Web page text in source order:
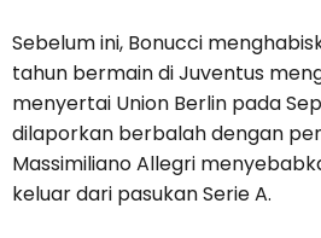
Sebelum ini, Bonucci
tahun bermain di Juventus
menyertai Union Berlin pada
dilaporkan berbalah dengan
Massimiliano Allegri
keluar dari pasukan Serie A.